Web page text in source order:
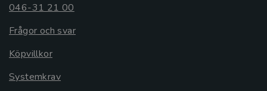
046-31 21 00
Frågor och svar
Köpvillkor
Systemkrav